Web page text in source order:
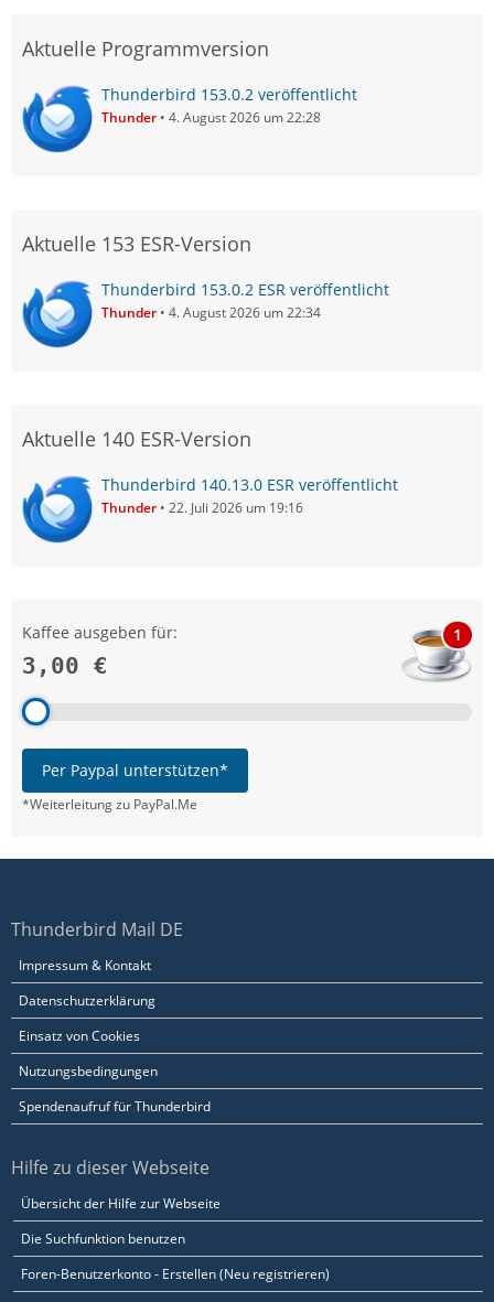
Aktuelle Programmversion
Thunderbird 153.0.2 veröffentlicht
Thunder 4. August 2026 um 22:28
Aktuelle 153 ESR-Version
Thunderbird 153.0.2 ESR veröffentlicht
Thunder 4. August 2026 um 22:34
Aktuelle 140 ESR-Version
Thunderbird 140.13.0 ESR veröffentlicht
Thunder 22. Juli 2026 um 19:16
Kaffee ausgeben für:
3,00 €
1
Per Paypal unterstützen*
*Weiterleitung zu PayPal.Me
Thunderbird Mail DE
Impressum & Kontakt
Datenschutzerklärung
Einsatz von Cookies
Nutzungsbedingungen
Spendenaufruf für Thunderbird
Hilfe zu dieser Webseite
Übersicht der Hilfe zur Webseite
Die Suchfunktion benutzen
Foren-Benutzerkonto - Erstellen (Neu registrieren)